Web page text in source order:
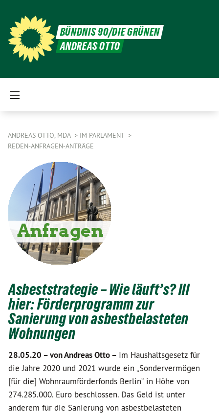
BÜNDNIS 90/DIE GRÜNEN
ANDREAS OTTO
ANDREAS OTTO, MDA
IM PARLAMENT
REDEN-ANFRAGEN-ANTRÄGE
Asbeststrategie – Wie läuft’s? III
hier: Förderprogramm zur
Sanierung von asbestbelasteten
Wohnungen
28.05.20 –von Andreas Otto – Im Haushaltsgesetz für
die Jahre 2020 und 2021 wurde ein „Sondervermögen
[für die] Wohnraumförderfonds Berlin“ in Höhe von
274.285.000. Euro beschlossen. Das Geld ist unter
anderem für die Sanierung von asbestbelasteten